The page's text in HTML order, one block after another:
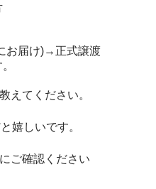
お届け)→正式譲渡
えてください。
嬉しいです。
ご確認ください